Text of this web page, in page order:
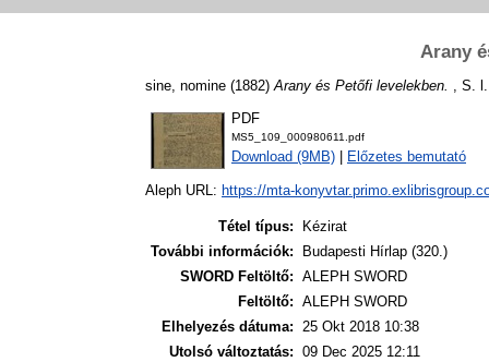
Arany
sine, nomine (1882) Arany és Petőfi levelekben. , S.
PDF
MS5_109_000980611.pdf
Download (9MB) Előzetes bemutató
Aleph URL: https://mta-
Tétel típus:
Kézirat
További információk:
Budapesti Hírlap (320.)
SWORD Feltöltő: ALEPH SWORD
Feltöltő: ALEPH SWORD
Elhelyezés dátuma: 25 Okt 2018 10:38
Utolsó változtatás: 09 Dec 2025 12:11